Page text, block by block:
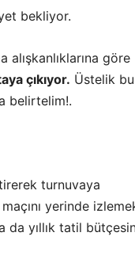
bekliyor.
alışkanlıklarına göre
çıkıyor. Üstelik bu
belirtelim!.
turnuvaya
yerinde
da yıllık tatil